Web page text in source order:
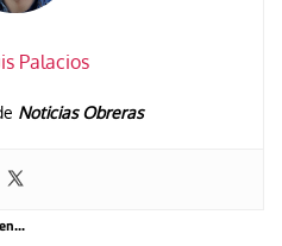
Palacios
Noticias Obreras